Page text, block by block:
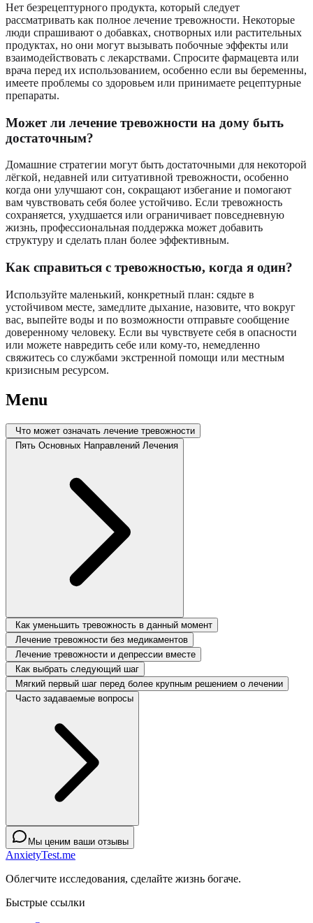
Нет безрецептурного продукта, который следует
рассматривать как полное лечение тревожности. Некоторые
люди спрашивают о добавках, снотворных или растительных
продуктах, но они могут вызывать побочные эффекты или
взаимодействовать с лекарствами. Спросите фармацевта или
врача перед их использованием, особенно если вы беременны,
имеете проблемы со здоровьем или принимаете рецептурные
препараты.
Может ли лечение тревожности на дому быть
достаточным?
Домашние стратегии могут быть достаточными для некоторой
лёгкой, недавней или ситуативной тревожности, особенно
когда они улучшают сон, сокращают избегание и помогают
вам чувствовать себя более устойчиво. Если тревожность
сохраняется, ухудшается или ограничивает повседневную
жизнь, профессиональная поддержка может добавить
структуру и сделать план более эффективным.
Как справиться с тревожностью, когда я один?
Используйте маленький, конкретный план: сядьте в
устойчивом месте, замедлите дыхание, назовите, что вокруг
вас, выпейте воды и по возможности отправьте сообщение
доверенному человеку. Если вы чувствуете себя в опасности
или можете навредить себе или кому-то, немедленно
свяжитесь со службами экстренной помощи или местным
кризисным ресурсом.
Menu
Что может означать лечение тревожности
Пять Основных Направлений Лечения
Как уменьшить тревожность в данный момент
Лечение тревожности без медикаментов
Лечение тревожности и депрессии вместе
Как выбрать следующий шаг
Мягкий первый шаг перед более крупным решением о лечении
Часто задаваемые вопросы
Мы ценим ваши отзывы
AnxietyTest.me
Облегчите исследования, сделайте жизнь богаче.
Быстрые ссылки